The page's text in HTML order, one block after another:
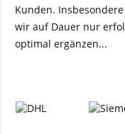
Kunden.
wir auf Dauer nur
optimal ergänzen...